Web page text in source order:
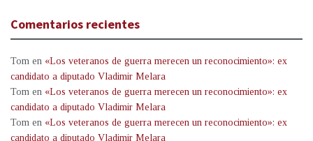
Comentarios recientes
Tom en «Los veteranos de guerra merecen un reconocimiento»: ex
candidato a diputado Vladimir Melara
Tom en «Los veteranos de guerra merecen un reconocimiento»: ex
candidato a diputado Vladimir Melara
Tom en «Los veteranos de guerra merecen un reconocimiento»: ex
candidato a diputado Vladimir Melara